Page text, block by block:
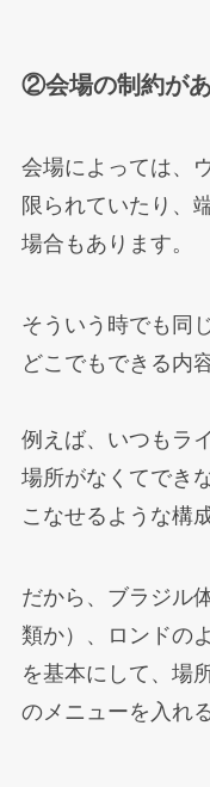
②会場の制約が
会場によっては、
限られていたり、
場合もあります。
そういう時でも同
どこでもできる内
例えば、いつもラ
場所がなくてでき
こなせるような構
だから、ブラジル
類か）、ロンドの
を基本にして、場
のメニューを入れ